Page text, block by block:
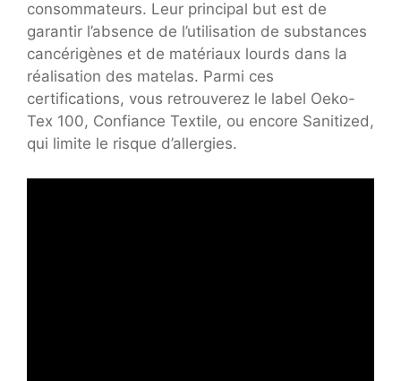
consommateurs. Leur principal but est de
garantir l’absence de l’utilisation de substances
cancérigènes et de matériaux lourds dans la
réalisation des matelas. Parmi ces
certifications, vous retrouverez le label Oeko-
Tex 100, Confiance Textile, ou encore Sanitized,
qui limite le risque d’allergies.